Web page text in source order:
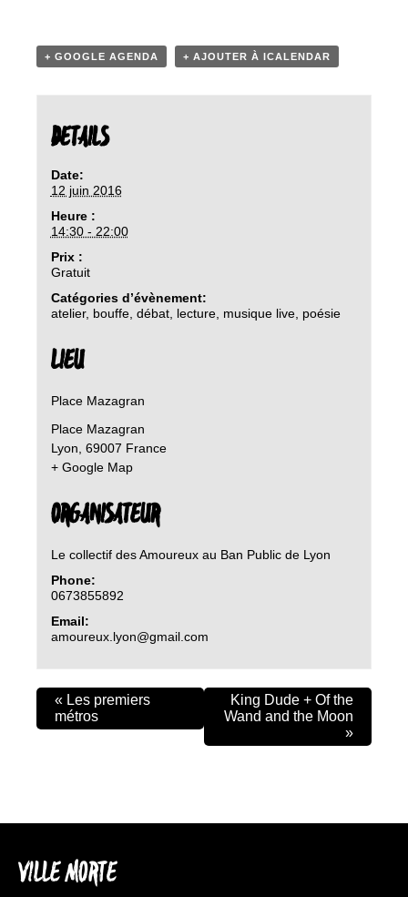
+ GOOGLE AGENDA + AJOUTER À ICALENDAR
DETAILS
Date:
12 juin 2016
Heure :
14:30 - 22:00
Prix :
Gratuit
Catégories d’évènement:
atelier, bouffe, débat, lecture, musique live, poésie
LIEU
Place Mazagran
Place Mazagran
Lyon 69007 France
+ Google Map
ORGANISATEUR
Le collectif des Amoureux au Ban Public de Lyon
Phone:
0673855892
Email:
amoureux.lyon@gmail.com
« Les premiers
métros
King Dude + Of the
Wand and the Moon
»
VILLE MORTE